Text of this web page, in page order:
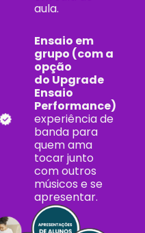
aula.
Ensaio em
grupo (com a
opção
do Upgrade
Ensaio
Performance)
experiência de
banda para
quem ama
tocar junto
com outros
músicos e se
apresentar.